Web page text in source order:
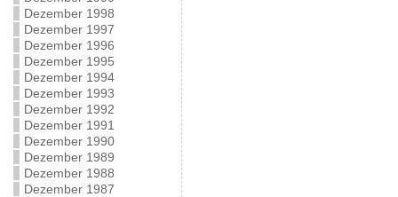
Dezember 1998
Dezember 1997
Dezember 1996
Dezember 1995
Dezember 1994
Dezember 1993
Dezember 1992
Dezember 1991
Dezember 1990
Dezember 1989
Dezember 1988
Dezember 1987